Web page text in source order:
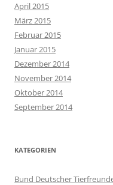
April 2015
März 2015
Februar 2015
Januar 2015
Dezember 2014
November 2014
Oktober 2014
September 2014
KATEGORIEN
Bund Deutscher